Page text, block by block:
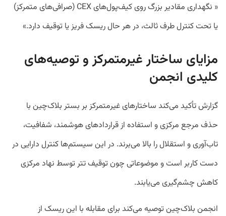
« نگهداری مقادیر بزرگ روی کیف‌پول‌های CEX (صرافی‌های متمرکز)
یا تحت کنترل طرف ثالث، در هر حال ریسک فریز یا توقیف دارد.»
مزایای ساختار غیرمتمرکز و توصیه‌های
کلیدی انجمن
گزارش تأکید می‌کند ساختارهای غیرمتمرکز بر بستر بلاک‌چین با
حذف مرجع مرکزی و استفاده از قراردادهای هوشمند، شفافیت،
تاب‌آوری و استقلال را بالا می‌برند. در این سیستم‌ها کنترل دارایی در
دست کاربر است و موضوعاتی چون توقیف تتر توسط نهاد مرکزی
کاهش چشم‌گیری می‌یابند.
انجمن بلاک‌چین توصیه می‌کند برای مقابله با این ریسک از